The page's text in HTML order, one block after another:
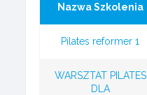
Nazwa Szkolenia
Pilates reformer 1
WARSZTAT PILATES
DLA